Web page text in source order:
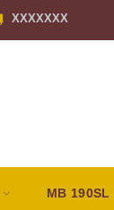
XXXXXXX
MB 190SL